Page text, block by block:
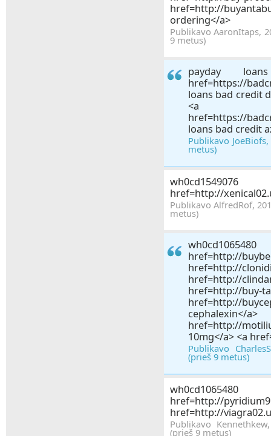
href=http://
ordering</a>
Publikavo AaronItaps,
9 metus)
payday
href=https://
loans bad credit
<a
href=https://
loans bad credit
Publikavo
metus)
href=http://
Publikavo AlfredRof,
metus)
href=http://
href=http://
href=http://
href=http://buy-
href=http://
href=http://
10mg</a> <a
Publikavo
(prieš 9 metus)
href=http://
href=http://
Publikavo
(prieš 9 metus)